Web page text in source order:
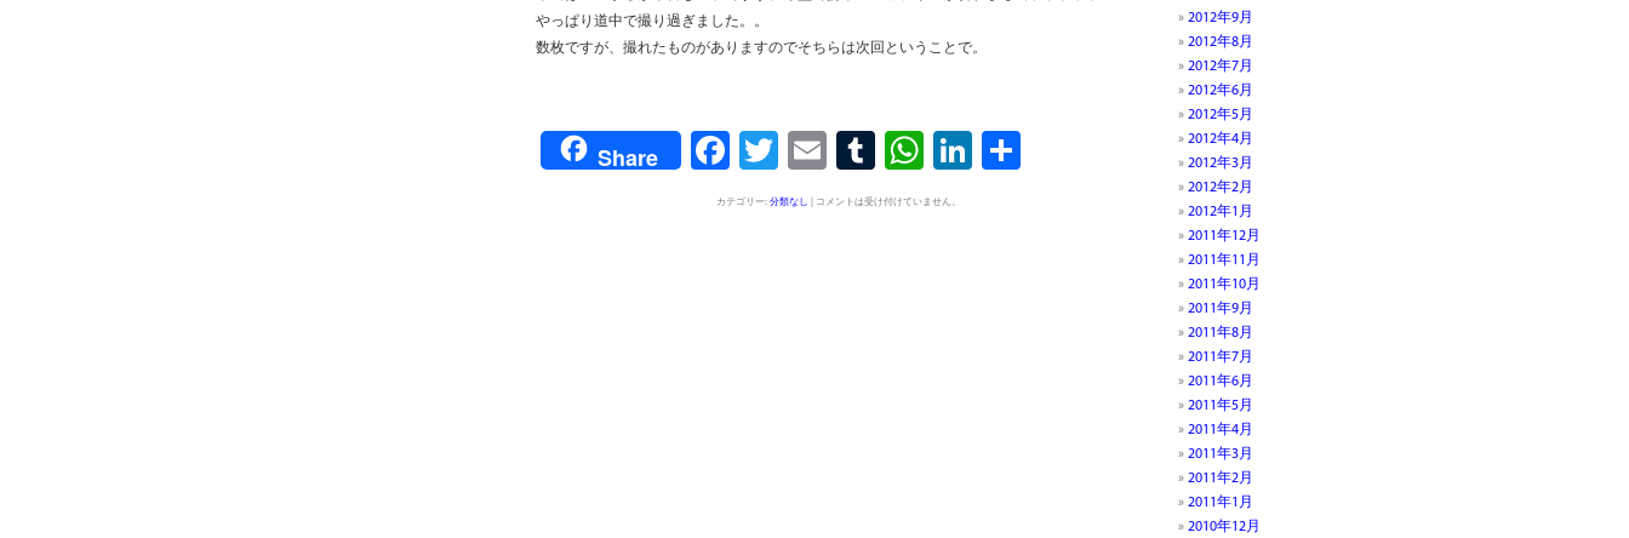
やっぱり道中で撮り過ぎました。。
数枚ですが、撮れたものがありますのでそちらは次回ということで。
Share Facebook
Twitter
EmailTumblrWhatsApp
LinkedIn
カテゴリー: 分類なし コメントは受け付けていません。
2012年9月
2012年8月
2012年7月
2012年6月
2012年5月
2012年4月
2012年3月
2012年2月
2012年1月
2011年12月
2011年11月
2011年10月
2011年9月
2011年8月
2011年7月
2011年6月
2011年5月
2011年4月
2011年3月
2011年2月
2011年1月
2010年12月